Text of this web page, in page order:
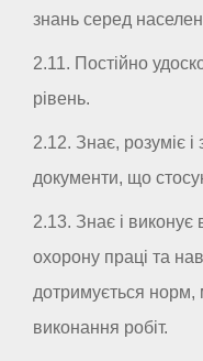
знань серед
2.11. Постійно
рівень.
2.12. Знає, розуміє і
документи, що
2.13. Знає і виконує
охорону праці та
дотримується норм,
виконання робіт.